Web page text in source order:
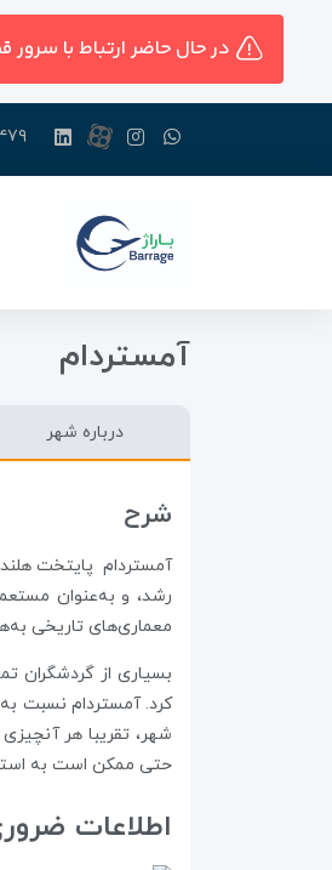
در حال حاضر ارتباط با
آمستردام
درباره شهر
شرح
معماری‌های تاریخی
بسیاری از گردشگران
کرد. آمستردام نسبت
حتی ممکن است به
اطلاعات